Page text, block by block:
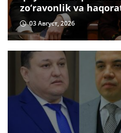
zo‘ravonlik va
03 Август, 2026